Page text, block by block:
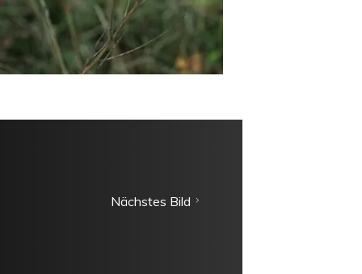
Nächstes Bild